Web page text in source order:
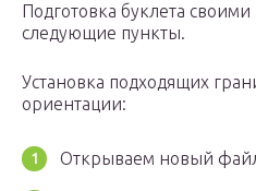
Подготовка буклета
следующие пункты.
Установка подходящих
ориентации:
Открываем новый